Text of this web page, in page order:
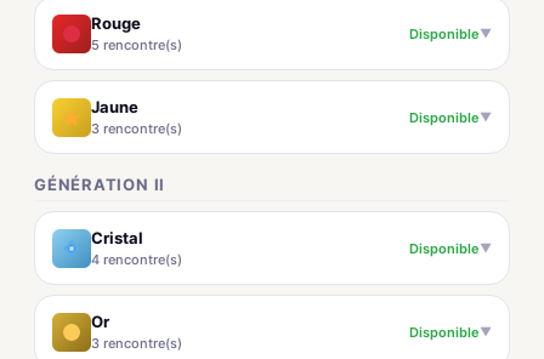
Rouge
5 rencontre(s)
Disponible▼
Jaune
3 rencontre(s)
Disponible▼
GÉNÉRATION II
Cristal
4 rencontre(s)
Disponible▼
Or
3 rencontre(s)
Disponible▼